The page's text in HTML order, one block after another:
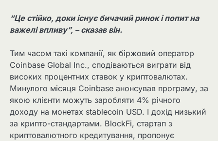
“Це стійко, доки існує бичачий ринок і попит на
важелі впливу”, – сказав він.
Тим часом такі компанії, як біржовий оператор
Coinbase Global Inc., сподіваються виграти від
високих процентних ставок у криптовалютах.
Минулого місяця Coinbase анонсував програму, за
якою клієнти можуть заробляти 4% річного
доходу на монетах stablecoin USD. І дохід низький
за крипто-стандартами. BlockFi, стартап з
криптовалютного кредитування, пропонує